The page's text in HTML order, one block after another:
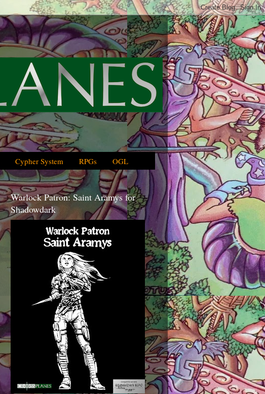
Cypher System RPGs OGL
Warlock Patron: Saint Aramys for
Shadowdark